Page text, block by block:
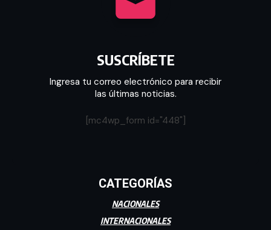
SUSCRÍBETE
Ingresa tu correo electrónico para recibir
las últimas noticias.
[mc4wp_form id="448"]
CATEGORÍAS
NACIONALES
INTERNACIONALES